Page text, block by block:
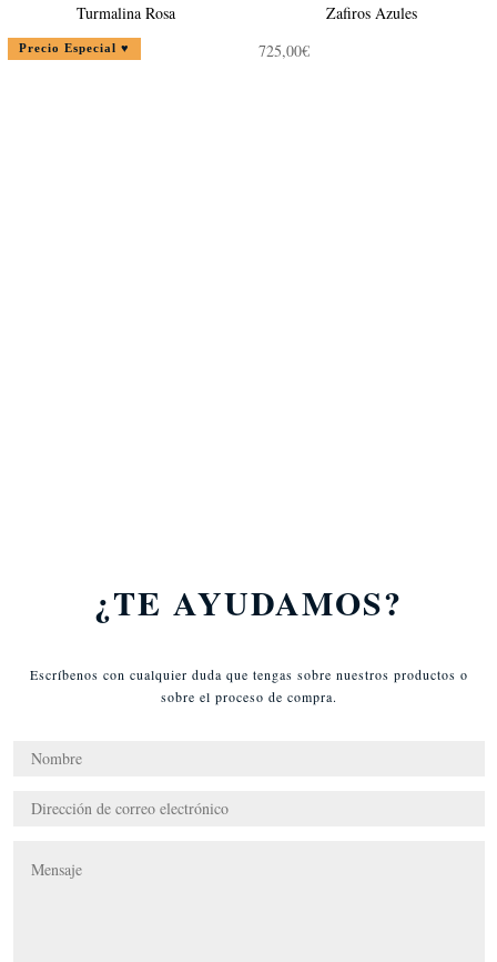
Precio Especial ♥
Turmalina Rosa
1.195,00€El
995,00€
Zafiros Azules
725,00€
¿TE AYUDAMOS?
Escríbenos con cualquier duda que tengas sobre nuestros productos o
sobre el proceso de compra.